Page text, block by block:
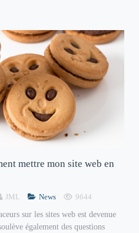
mettre mon site web en
JML News 9644
sur les sites web est devenue
également des questions